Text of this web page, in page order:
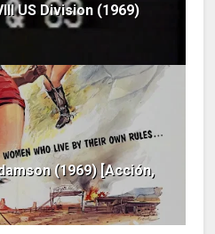
US Division (1969)
(1969) [Acción,